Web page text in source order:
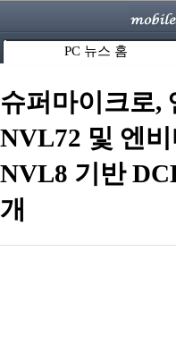
PC 뉴스 홈
슈퍼마이크로,
NVL72 및 엔
NVL8 기반
개